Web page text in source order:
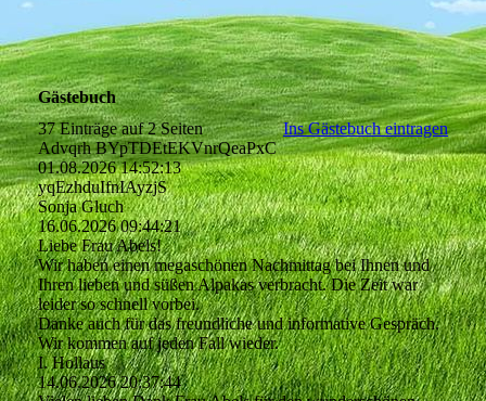
Gästebuch
37 Einträge auf 2 Seiten
Ins Gästebuch eintragen
Advqrh BYpTDEtEKVnrQeaPxC
01.08.2026 14:52:13
yqEzhduIfnIAyzjS
Sonja Gluch
16.06.2026 09:44:21
Liebe Frau Abels!
Wir haben einen megaschönen Nachmittag bei Ihnen und
Ihren lieben und süßen Alpakas verbracht. Die Zeit war
leider so schnell vorbei.
Danke auch für das freundliche und informative Gespräch.
Wir kommen auf jeden Fall wieder.
I. Hollaus
14.06.2026 20:37:44